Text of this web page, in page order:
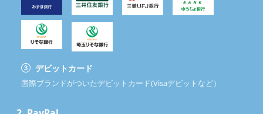
デビットカード
国際ブランドがついたデビットカード(Visaデビットなど）